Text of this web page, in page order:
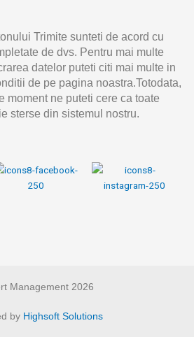
Trimite sunteti de acord cu
de dvs. Pentru mai multe
datelor puteti citi mai multe in
de pe pagina noastra.Totodata,
moment ne puteti cere ca toate
sterse din sistemul nostru.
Management 2026
by Highsoft Solutions